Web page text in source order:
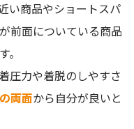
い商品やショートスパ
前面についている商品
圧力や着脱のしやすさ
両面から自分が良いと